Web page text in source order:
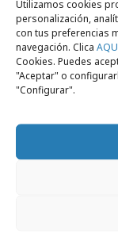
Utilizamos cookies
personalización,
con tus preferencias
navegación. Clica
Cookies. Puedes
"Aceptar" o
"Configurar".
Turismo y
la ciudad de